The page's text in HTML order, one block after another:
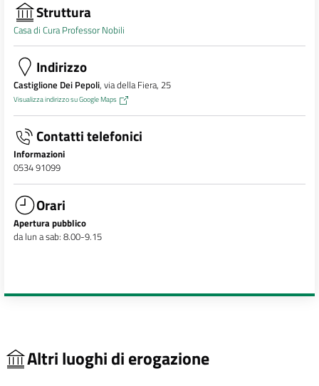
Struttura
Casa di Cura Professor Nobili
Indirizzo
Castiglione Dei Pepoli, via della Fiera, 25
Visualizza indirizzo su Google Maps
Contatti telefonici
Informazioni
0534 91099
Orari
Apertura pubblico
da lun a sab: 8.00-9.15
Altri luoghi di erogazione